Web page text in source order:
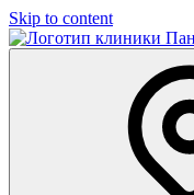
Skip to content